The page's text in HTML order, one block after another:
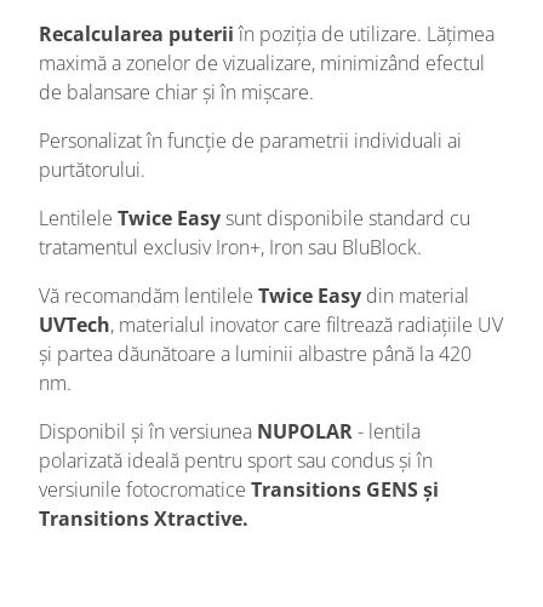
Recalcularea puteriiîn poziția de utilizare. Lățimea
maximă a zonelor de vizualizare, minimizând efectul
de balansare chiar și în mișcare.
Personalizat în funcție de parametrii individuali ai
purtătorului.
Lentilele Twice Easysunt disponibile standard cu
tratamentul exclusiv Iron+, Iron sau BluBlock.
Vă recomandăm lentilele Twice Easy din material
UVTech, materialul inovator care filtrează radiațiile UV
și partea dăunătoare a luminii albastre până la 420
nm.
Disponibil și în versiunea NUPOLAR- lentila
polarizată ideală pentru sport sau condus și în
versiunile fotocromatice Transitions GENS și
Transitions Xtractive.